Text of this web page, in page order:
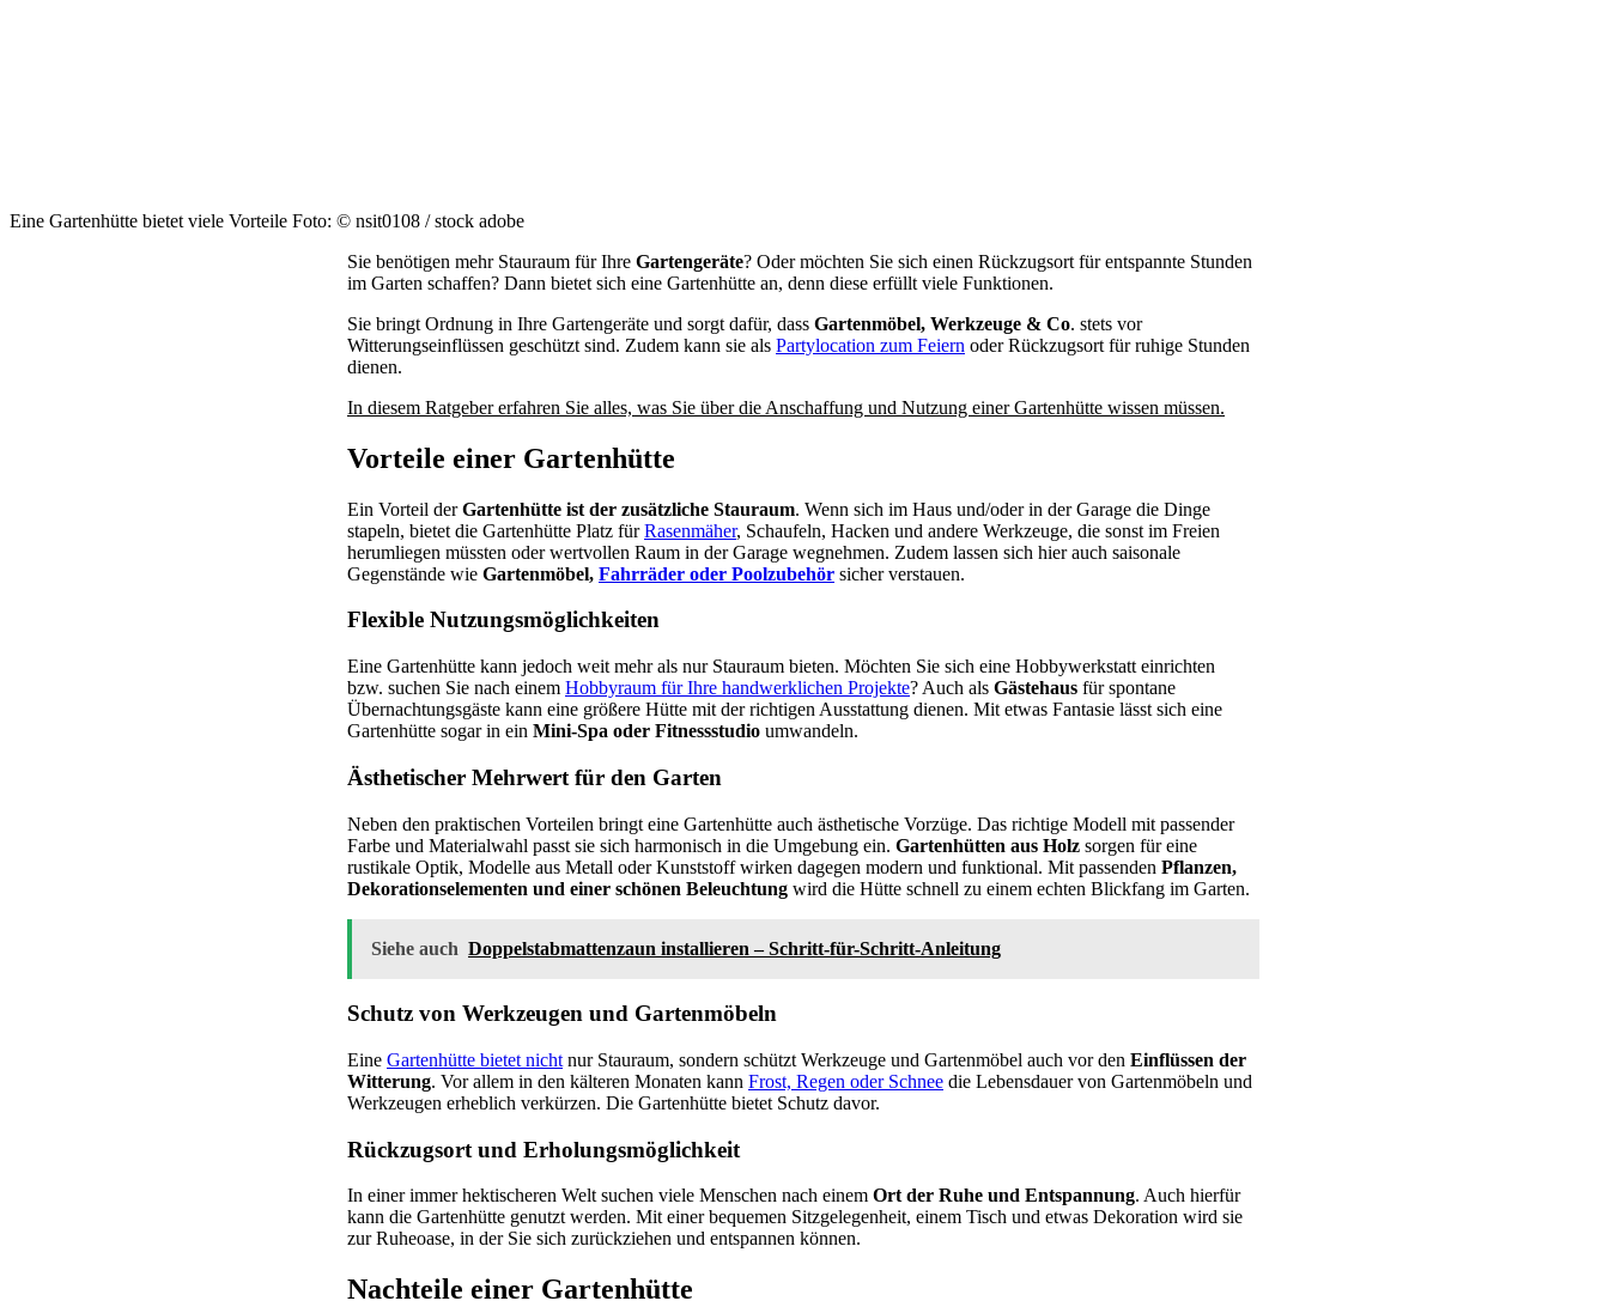
Eine Gartenhütte bietet viele Vorteile Foto: © nsit0108 / stock adobe
Sie benötigen mehr Stauraum für Ihre Gartengeräte? Oder möchten Sie sich einen Rückzugsort für entspannte Stunden
im Garten schaffen? Dann bietet sich eine Gartenhütte an, denn diese erfüllt viele Funktionen.
Sie bringt Ordnung in Ihre Gartengeräte und sorgt dafür, dass Gartenmöbel, Werkzeuge & Co. stets vor
Witterungseinflüssen geschützt sind. Zudem kann sie als Partylocation zum Feiern oder Rückzugsort für ruhige Stunden
dienen.
In diesem Ratgeber erfahren Sie alles, was Sie über die Anschaffung und Nutzung einer Gartenhütte wissen müssen.
Vorteile einer Gartenhütte
Ein Vorteil derGartenhütte ist der zusätzliche Stauraum. Wenn sich im Haus und/oder in der Garage die Dinge
stapeln, bietet die Gartenhütte Platz fürRasenmäher, Schaufeln, Hacken und andere Werkzeuge, die sonst im Freien
herumliegen müssten oder wertvollen Raum in der Garage wegnehmen. Zudem lassen sich hier auch saisonale
Gegenstände wie Gartenmöbel, Fahrräder oder Poolzubehör sicher verstauen.
Flexible Nutzungsmöglichkeiten
Eine Gartenhütte kann jedoch weit mehr als nur Stauraum bieten. Möchten Sie sich eine Hobbywerkstatt einrichten
bzw. suchen Sie nach einem Hobbyraum für Ihre handwerklichen Projekte? Auch als Gästehaus für spontane
Übernachtungsgäste kann eine größere Hütte mit der richtigen Ausstattung dienen. Mit etwas Fantasie lässt sich eine
Gartenhütte sogar in ein Mini-Spa oder Fitnessstudio umwandeln.
Ästhetischer Mehrwert für den Garten
Neben den praktischen Vorteilen bringt eine Gartenhütte auch ästhetische Vorzüge. Das richtige Modell mit passender
Farbe und Materialwahl passt sie sich harmonisch in die Umgebung ein. Gartenhütten aus Holz sorgen für eine
rustikale Optik, Modelle aus Metall oder Kunststoff wirken dagegen modern und funktional. Mit passenden Pflanzen,
Dekorationselementen und einer schönen Beleuchtung wird die Hütte schnell zu einem echten Blickfang im Garten.
Siehe auch Doppelstabmattenzaun installieren – Schritt-für-Schritt-Anleitung
Schutz von Werkzeugen und Gartenmöbeln
Eine Gartenhütte bietet nicht nur Stauraum, sondern schützt Werkzeuge und Gartenmöbel auch vor den Einflüssen der
Witterung. Vor allem in den kälteren Monaten kann Frost, Regen oder Schnee die Lebensdauer von Gartenmöbeln und
Werkzeugen erheblich verkürzen. Die Gartenhütte bietet Schutz davor.
Rückzugsort und Erholungsmöglichkeit
In einer immer hektischeren Welt suchen viele Menschen nach einem Ort der Ruhe und Entspannung. Auch hierfür
kann die Gartenhütte genutzt werden. Mit einer bequemen Sitzgelegenheit, einem Tisch und etwas Dekoration wird sie
zur Ruheoase, in der Sie sich zurückziehen und entspannen können.
Nachteile einer Gartenhütte